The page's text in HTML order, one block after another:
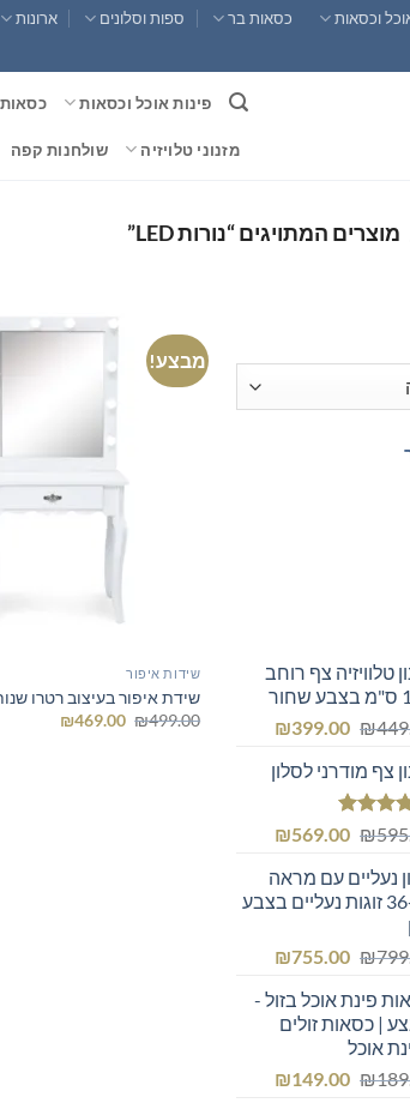
וכסאות כסאות בר ספות וסלונים ארונות
פינות אוכל וכסאות
מזנוני טלויזיה שולחנות קפה
מוצרים המתויגים “נורות LED”
טלוויזיה צף רוחב
₪ המחיר
היה:
₪449.00.
₪399.00
המחיר
הוא:צף מודרני לסלון
5.00
₪ המחיר
היה:
₪595.00.
₪569.00
המחיר
הוא:
₪569.00.
נעליים עם מראה
לכ-36 זוגות נעליים בצבע
₪ המחיר
היה:
₪799.00.
₪755.00
המחיר
הוא:
פינת אוכל בזול -
| כסאות זולים
אוכל
₪ המחיר ₪149.00
המחיר
מבצע!
שידות איפור
שידת איפור בעיצוב רטרו שנות
₪499.00
המחיר ₪469.00